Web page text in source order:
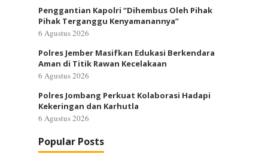
Penggantian Kapolri “Dihembus Oleh Pihak
Pihak Terganggu Kenyamanannya”
6 Agustus 2026
Polres Jember Masifkan Edukasi Berkendara
Aman di Titik Rawan Kecelakaan
6 Agustus 2026
Polres Jombang Perkuat Kolaborasi Hadapi
Kekeringan dan Karhutla
6 Agustus 2026
Popular Posts